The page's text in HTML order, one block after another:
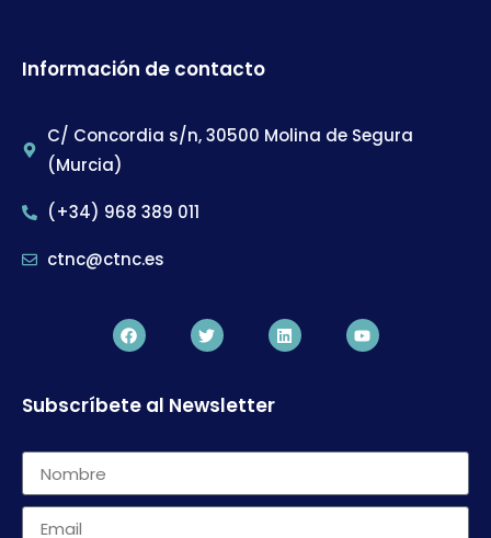
Información de contacto
C/ Concordia s/n, 30500 Molina de Segura
(Murcia)
(+34) 968 389 011
ctnc@ctnc.es
Subscríbete al Newsletter